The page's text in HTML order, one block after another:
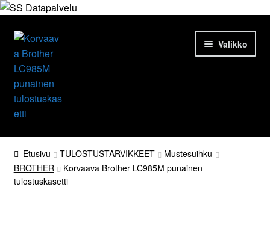
Siirry
navigointiin
Siirry
sisältöön
Valikko
Etusivu
Tuotteet
Etusivu TULOSTUSTARVIKKEET
Mustesuihku
BROTHER
Korvaava Brother LC985M punainen
tulostuskasetti